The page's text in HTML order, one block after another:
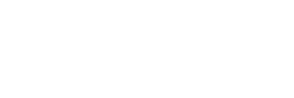
å​ se den komplette produktporteføljen.
mer om vår innovasjonshub og presenter din idé.​